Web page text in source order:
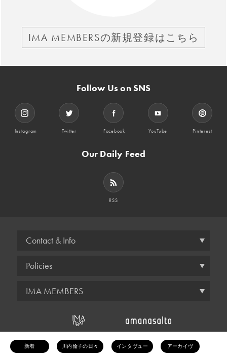
IMA MEMBERSの新規登録はこちら
Follow Us on SNS
Instagram Twitter Facebook YouTube Pinterest
Our Daily Feed
RSS
Contact & Info
Policies
IMA MEMBERS
© amana inc.
新着 川内倫子の日々 インタヴュー アーカイヴ